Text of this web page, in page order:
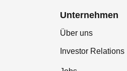
Unternehmen
Über uns
Investor Relations